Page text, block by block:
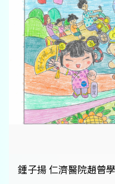
鍾子揚 仁濟醫院趙曾